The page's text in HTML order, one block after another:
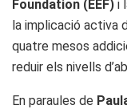
Foundation (EEF) i
la implicació activa
quatre mesos
reduir els nivells
En paraules de